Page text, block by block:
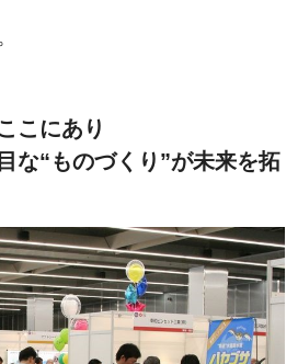
こにあり
な“ものづくり”が未来を拓